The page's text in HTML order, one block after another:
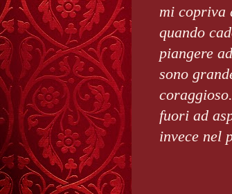
mi copriva
quando
piangere
sono
fuori ad
invece nel